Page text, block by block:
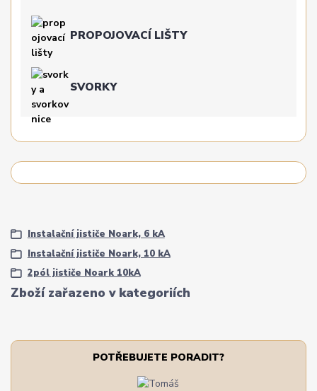
PROPOJOVACÍ LIŠTY
SVORKY
Zboží zařazeno v kategoriích
Instalační jističe Noark, 6 kA
Instalační jističe Noark, 10 kA
2pól jističe Noark 10kA
POTŘEBUJETE PORADIT?